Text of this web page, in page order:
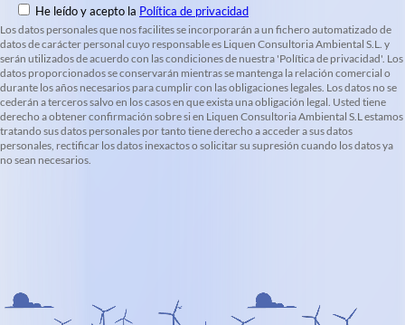
He leído y acepto la Política de privacidad
Los datos personales que nos facilites se incorporarán a un fichero automatizado de
datos de carácter personal cuyo responsable es Liquen Consultoria Ambiental S.L. y
serán utilizados de acuerdo con las condiciones de nuestra 'Política de privacidad'. Los
datos proporcionados se conservarán mientras se mantenga la relación comercial o
durante los años necesarios para cumplir con las obligaciones legales. Los datos no se
cederán a terceros salvo en los casos en que exista una obligación legal. Usted tiene
derecho a obtener confirmación sobre si en Liquen Consultoria Ambiental S.L estamos
tratando sus datos personales por tanto tiene derecho a acceder a sus datos
personales, rectificar los datos inexactos o solicitar su supresión cuando los datos ya
no sean necesarios.